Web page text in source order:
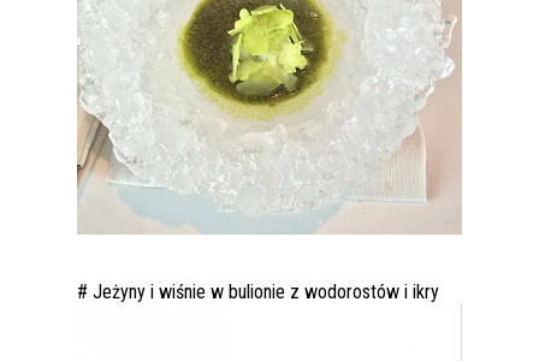
# Jeżyny i wiśnie w bulionie z wodorostów i ikry